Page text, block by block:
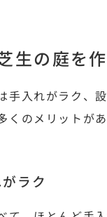
生の庭を
手入れがラク、
のメリットがあ
ラク